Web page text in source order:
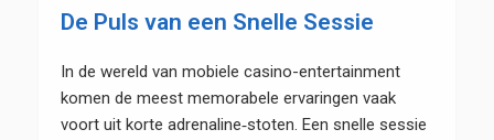
De Puls van een Snelle Sessie
In de wereld van mobiele casino-entertainment
komen de meest memorabele ervaringen vaak
voort uit korte adrenaline‑stoten. Een snelle sessie